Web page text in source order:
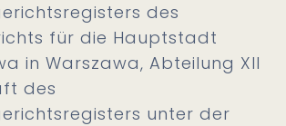
des
für die Hauptstadt
in Warszawa, Abteilung XII
des
unter der